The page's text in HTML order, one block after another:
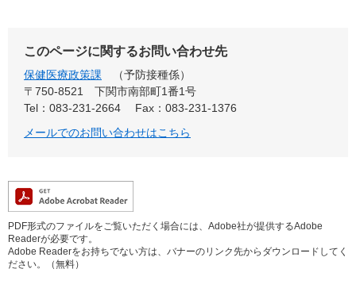
このページに関するお問い合わせ先
保健医療政策課
予防接種係
〒750-8521
下関市南部町1番1号
Tel：083-231-2664
Fax：083-231-1376
メールでのお問い合わせはこちら
PDF形式のファイルをご覧いただく場合には、Adobe社が提供するAdobe
Readerが必要です。
Adobe Readerをお持ちでない方は、バナーのリンク先からダウンロードしてく
ださい。（無料）